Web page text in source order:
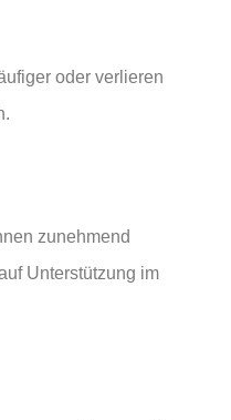
oder verlieren
zunehmend
Unterstützung im